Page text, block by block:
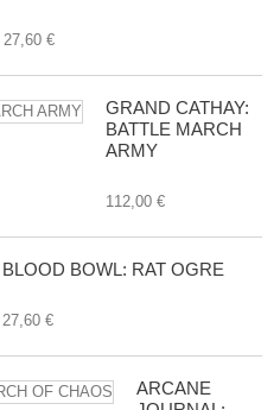
27,60 €
GRAND CATHAY:
BATTLE MARCH
ARMY
112,00 €
BLOOD BOWL: RAT OGRE
27,60 €
ARCANE